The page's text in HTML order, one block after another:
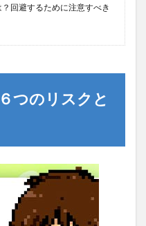
回避するために注意すべき
つのリスクと